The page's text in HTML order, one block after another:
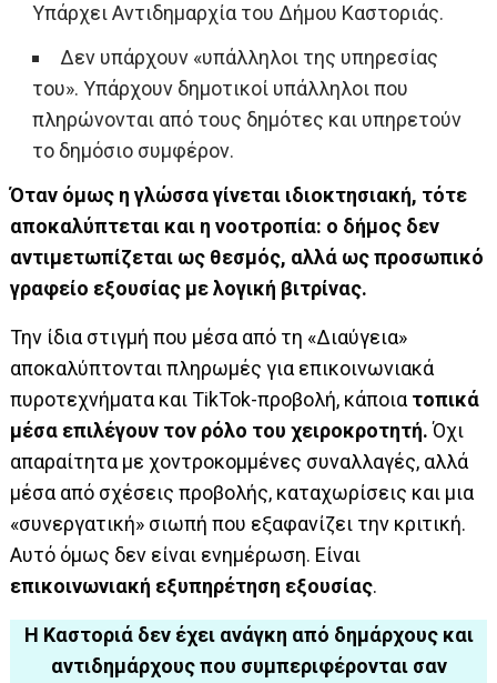
Υπάρχει Αντιδημαρχία του Δήμου Καστοριάς.
Δεν υπάρχουν «υπάλληλοι της υπηρεσίας
του». Υπάρχουν δημοτικοί υπάλληλοι που
πληρώνονται από τους δημότες και υπηρετούν
το δημόσιο συμφέρον.
Όταν όμως η γλώσσα γίνεται ιδιοκτησιακή, τότε
αποκαλύπτεται και η νοοτροπία: ο δήμος δεν
αντιμετωπίζεται ως θεσμός, αλλά ως προσωπικό
γραφείο εξουσίας με λογική βιτρίνας.
Την ίδια στιγμή που μέσα από τη «Διαύγεια»
αποκαλύπτονται πληρωμές για επικοινωνιακά
πυροτεχνήματα και TikTok-προβολή, κάποιατοπικά
μέσα επιλέγουν τον ρόλο του χειροκροτητή.Όχι
απαραίτητα με χοντροκομμένες συναλλαγές, αλλά
μέσα από σχέσεις προβολής, καταχωρίσεις και μια
«συνεργατική» σιωπή που εξαφανίζει την κριτική.
Αυτό όμως δεν είναι ενημέρωση. Είναι
επικοινωνιακή εξυπηρέτηση εξουσίας.
Η Καστοριά δεν έχει ανάγκη από δημάρχους και
αντιδημάρχους που συμπεριφέρονται σαν